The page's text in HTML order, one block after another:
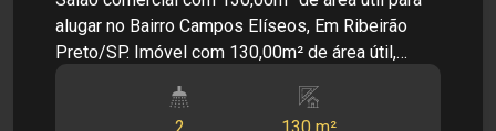
alugar no Bairro Campos Elíseos, Em Ribeirão
Preto/SP. Imóvel com 130,00m² de área útil,
escritório, oferecendo ótima funcionalidade para